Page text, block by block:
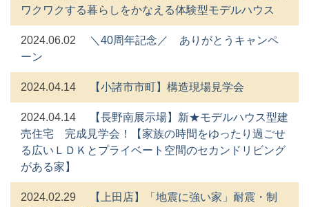
ワクワクする暮らしをかなえる体験型モデルハウス
2024.06.02
＼40周年記念／ ありがとうキャンペ
ーン
2024.04.14 【小諸市市町】構造現場見学会
2024.04.14
【長野南展示場】新★モデルハウス型建
売住宅 完成見学会！【家族の時間をゆったり過ごせ
る広いＬＤＫとプライベート空間のセカンドリビング
がある家】
2024.02.29
【上田店】「地震に強い家」耐震・制